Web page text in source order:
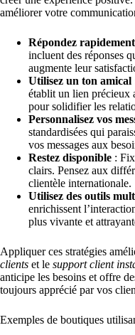
améliorer votre
Répondez rapidement
incluent des réponses
augmente leur
Utilisez un ton amical
établit un lien précieux
pour solidifier les
Personnalisez vos
standardisées qui
vos messages aux
Restez disponible :
clairs. Pensez aux
clientèle internationale.
Utilisez des outils
enrichissent
plus vivante et
Appliquer ces stratégies
clients et le support client
anticipe les besoins et offre
toujours apprécié par vos
Exemples de boutiques